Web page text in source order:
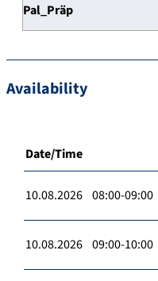
Pal_Präp
Availability
Date/Time
10.08.2026 08:00-09:00
10.08.2026 09:00-10:00